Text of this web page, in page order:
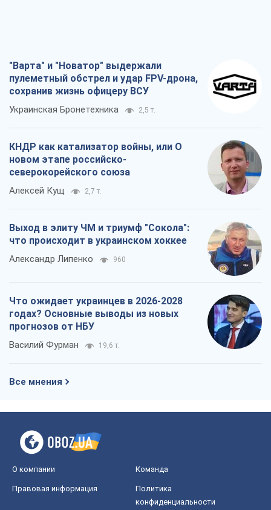
"Варта" и "Новатор" выдержали
пулеметный обстрел и удар FPV-дрона,
сохранив жизнь офицеру ВСУ
Украинская Бронетехника 2,5 т.
КНДР как катализатор войны, или О
новом этапе российско-
северокорейского союза
Алексей Кущ 2,7 т.
Выход в элиту ЧМ и триумф "Сокола":
что происходит в украинском хоккее
Александр Липенко 960
Что ожидает украинцев в 2026-2028
годах? Основные выводы из новых
прогнозов от НБУ
Василий Фурман 19,6 т.
Все мнения
О компании Команда
Правовая информация
Политика
конфиденциальности